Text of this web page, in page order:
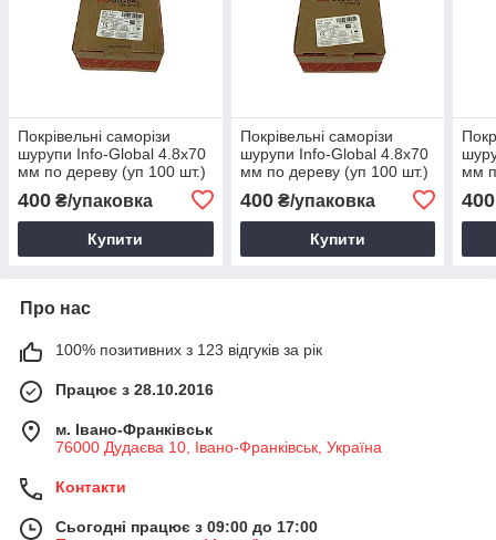
Покрівельні саморізи
шурупи Info-Global 4.8х70
мм по дереву (уп 100 шт.)
винно-червоний
400 ₴/упаковка
Купити
Покрівельні саморізи
шурупи Info-Global 4.8х70
мм по дереву (уп 100 шт.)
червоний окис
400₴/упаковка
Купити
мм
400
Про нас
100% позитивних з 123 відгуків за рік
Працює з 28.10.2016
м. Івано-Франківськ
76000 Дудаєва 10, Івано-Франківськ, Україна
Контакти
Сьогодні працює з 09:00 до 17:00